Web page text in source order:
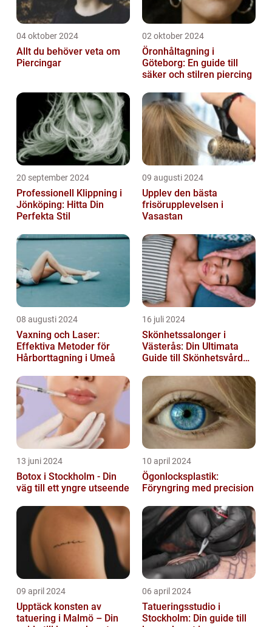
04 oktober 2024
Allt du behöver veta om
Piercingar
02 oktober 2024
Öronhåltagning i
Göteborg: En guide till
säker och stilren piercing
20 september 2024
Professionell Klippning i
Jönköping: Hitta Din
Perfekta Stil
09 augusti 2024
Upplev den bästa
frisörupplevelsen i
Vasastan
08 augusti 2024
Vaxning och Laser:
Effektiva Metoder för
Hårborttagning i Umeå
16 juli 2024
Skönhetssalonger i
Västerås: Din Ultimata
Guide till Skönhetsvård
13 juni 2024
Botox i Stockholm - Din
väg till ett yngre utseende
10 april 2024
Ögonlocksplastik:
Föryngring med precision
09 april 2024
Upptäck konsten av
tatuering i Malmö – Din
06 april 2024
Tatueringsstudio i
Stockholm: Din guide till